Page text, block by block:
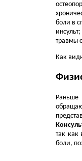
боли в
инсульт;
травмы
Как
Раньше
так как
боли,